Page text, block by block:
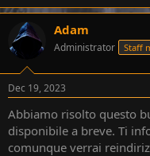
Adam
Administrator Staff
Dec 19, 2023
Abbiamo risolto questo
disponibile a breve. Ti
comunque verrai